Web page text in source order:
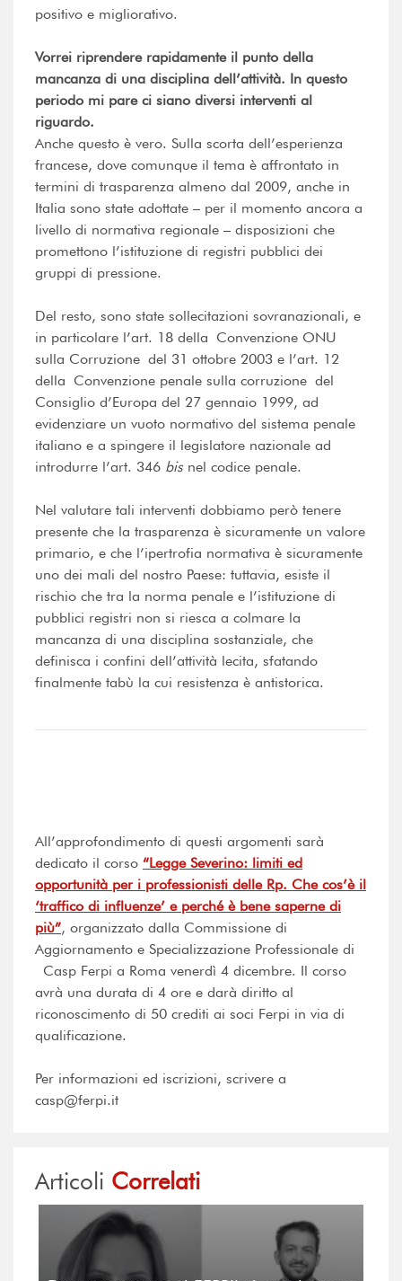
positivo e migliorativo.
Vorrei riprendere rapidamente il punto della
mancanza di una disciplina dell’attività. In questo
periodo mi pare ci siano diversi interventi al
riguardo.
Anche questo è vero. Sulla scorta dell’esperienza
francese, dove comunque il tema è affrontato in
termini di trasparenza almeno dal 2009, anche in
Italia sono state adottate – per il momento ancora a
livello di normativa regionale – disposizioni che
promettono l’istituzione di registri pubblici dei
gruppi di pressione.
Del resto, sono state sollecitazioni sovranazionali, e
in particolare l’art. 18 della Convenzione ONU
sulla Corruzione del 31 ottobre 2003 e l’art. 12
della Convenzione penale sulla corruzione del
Consiglio d’Europa del 27 gennaio 1999, ad
evidenziare un vuoto normativo del sistema penale
italiano e a spingere il legislatore nazionale ad
introdurre l’art. 346 bis nel codice penale.
Nel valutare tali interventi dobbiamo però tenere
presente che la trasparenza è sicuramente un valore
primario, e che l’ipertrofia normativa è sicuramente
uno dei mali del nostro Paese: tuttavia, esiste il
rischio che tra la norma penale e l’istituzione di
pubblici registri non si riesca a colmare la
mancanza di una disciplina sostanziale, che
definisca i confini dell’attività lecita, sfatando
finalmente tabù la cui resistenza è antistorica.
All’approfondimento di questi argomenti sarà
dedicato il corso “Legge Severino: limiti ed
opportunità per i professionisti delle Rp. Che cos’è il
‘traffico di influenze’ e perché è bene saperne di
più”, organizzato dalla Commissione di
Aggiornamento e Specializzazione Professionale di
Casp Ferpi a Roma venerdì 4 dicembre. Il corso
avrà una durata di 4 ore e darà diritto al
riconoscimento di 50 crediti ai soci Ferpi in via di
qualificazione.
Per informazioni ed iscrizioni, scrivere a
casp@ferpi.it
Articoli Correlati